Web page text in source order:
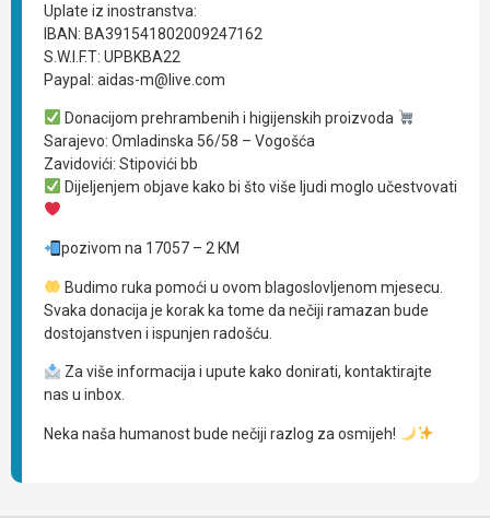
Uplate iz inostranstva:
IBAN: BA391541802009247162
S.W.I.F.T: UPBKBA22
Paypal: aidas-m@live.com
Donacijom prehrambenih i higijenskih proizvoda
Sarajevo: Omladinska 56/58 – Vogošća
Zavidovići: Stipovići bb
Dijeljenjem objave kako bi što više ljudi moglo učestvovati
pozivom na 17057 – 2 KM
Budimo ruka pomoći u ovom blagoslovljenom mjesecu.
Svaka donacija je korak ka tome da nečiji ramazan bude
dostojanstven i ispunjen radošću.
Za više informacija i upute kako donirati, kontaktirajte
nas u inbox.
Neka naša humanost bude nečiji razlog za osmijeh!